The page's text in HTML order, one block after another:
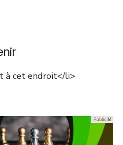
à cet endroit</li>